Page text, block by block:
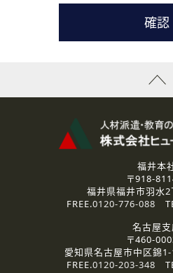
たします。
( 3 ) スタッフ派遣を検討されている
お問い合わせの内容に回答する
なお、ご連絡手段は、電話・Ｅメ
資料送付、受講相談に関するご
その他、お問い合わせの内容に
なお、ご連絡手段は、電話・Ｅメ
2.個人情報の第三者提供
ご提供いただいた個人情報は、法
3.個人情報の取り扱いの委託
弊社の定める個人情報保護の評価
人情報を委託する場合があります。
福井本
〒918-
福井県福井市羽水
FREE.0120-776-088
名古屋
〒460-
愛知県名古屋市中区錦
FREE.0120-203-348